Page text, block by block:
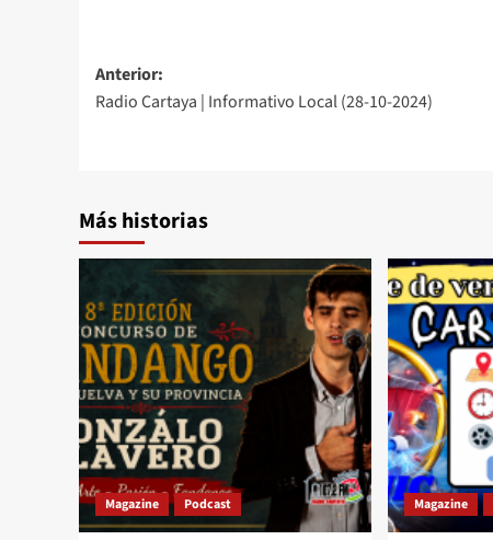
Anterior:
Radio Cartaya | Informativo Local (28-10-2024)
Más historias
Magazine Podcast Magazine